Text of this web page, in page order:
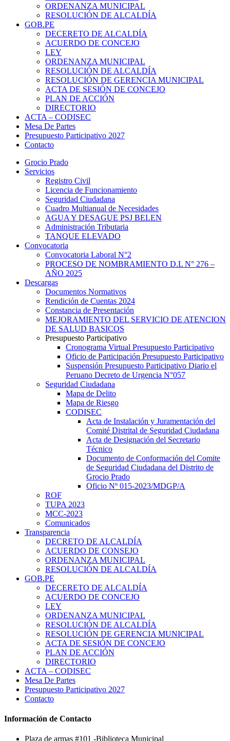
ORDENANZA MUNICIPAL
RESOLUCIÓN DE ALCALDÍA
GOB.PE
DECERETO DE ALCALDÍA
ACUERDO DE CONCEJO
LEY
ORDENANZA MUNICIPAL
RESOLUCIÓN DE ALCALDÍA
RESOLUCIÓN DE GERENCIA MUNICIPAL
ACTA DE SESIÓN DE CONCEJO
PLAN DE ACCIÓN
DIRECTORIO
ACTA – CODISEC
Mesa De Partes
Presupuesto Participativo 2027
Contacto
Grocio Prado
Servicios
Registro Civil
Licencia de Funcionamiento
Seguridad Ciudadana
Cuadro Multianual de Necesidades
AGUA Y DESAGUE PSJ BELEN
Administración Tributaria
TANQUE ELEVADO
Convocatoria
Convocatoria Laboral N°2
PROCESO DE NOMBRAMIENTO D.L N° 276 –
AÑO 2025
Descargas
Documentos Normativos
Rendición de Cuentas 2024
Constancia de Presentación
MEJORAMIENTO DEL SERVICIO DE ATENCION
DE SALUD BASICOS
Presupuesto Participativo
Cronograma Virtual Presupuesto Participativo
Oficio de Participación Presupuesto Participativo
Suspensión Presupuesto Participativo Diario el
Peruano Decreto de Urgencia N°057
Seguridad Ciudadana
Mapa de Delito
Mapa de Riesgo
CODISEC
Acta de Instalación y Juramentación del
Comité Distrital de Seguridad Ciudadana
Acta de Designación del Secretario
Técnico
Documento de Conformación del Comite
de Seguridad Ciudadana del Distrito de
Grocio Prado
Oficio Nº 015-2023/MDGP/A
ROF
TUPA 2023
MCC-2023
Comunicados
Transparencia
DECRETO DE ALCALDÍA
ACUERDO DE CONSEJO
ORDENANZA MUNICIPAL
RESOLUCIÓN DE ALCALDÍA
GOB.PE
DECERETO DE ALCALDÍA
ACUERDO DE CONCEJO
LEY
ORDENANZA MUNICIPAL
RESOLUCIÓN DE ALCALDÍA
RESOLUCIÓN DE GERENCIA MUNICIPAL
ACTA DE SESIÓN DE CONCEJO
PLAN DE ACCIÓN
DIRECTORIO
ACTA – CODISEC
Mesa De Partes
Presupuesto Participativo 2027
Contacto
Información de Contacto
Plaza de armas #101 -Biblioteca Municipal